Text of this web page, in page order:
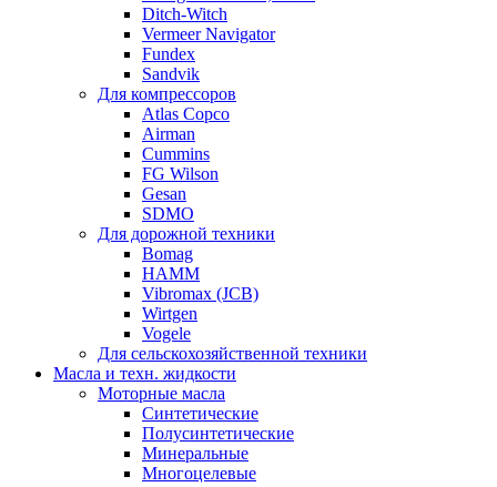
Ditch-Witch
Vermeer Navigator
Fundex
Sandvik
Для компрессоров
Atlas Copco
Airman
Cummins
FG Wilson
Gesan
SDMO
Для дорожной техники
Bomag
HAMM
Vibromax (JCB)
Wirtgen
Vogele
Для сельскохозяйственной техники
Масла и техн. жидкости
Моторные масла
Синтетические
Полусинтетические
Минеральные
Многоцелевые